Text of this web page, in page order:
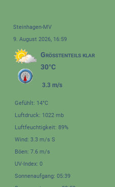
Steinhagen-MV
9. August 2026, 16:59
Größtenteils klar
30°C
3.3 m/s
Gefühlt: 14°C
Luftdruck: 1022 mb
Luftfeuchtigkeit: 89%
Wind: 3.3 m/s S
Böen: 7.6 m/s
UV-Index: 0
Sonnenaufgang: 05:39